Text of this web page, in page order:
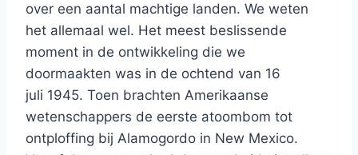
over een aantal machtige landen. We weten
het allemaal wel. Het meest beslissende
moment in de ontwikkeling die we
doormaakten was in de ochtend van 16
juli 1945. Toen brachten Amerikaanse
wetenschappers de eerste atoombom tot
ontploffing bij Alamogordo in New Mexico.